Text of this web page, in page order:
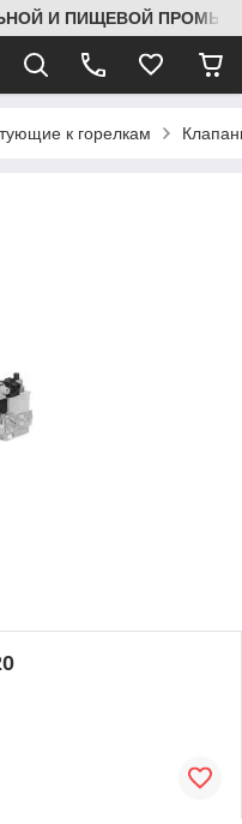
И ПИЩЕВОЙ
к горелкам